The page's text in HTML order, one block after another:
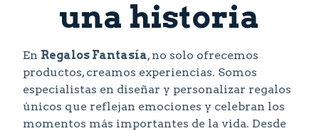
una historia
En Regalos Fantasía, no solo ofrecemos
productos, creamos experiencias. Somos
especialistas en diseñar y personalizar regalos
únicos que reflejan emociones y celebran los
momentos más importantes de la vida. Desde